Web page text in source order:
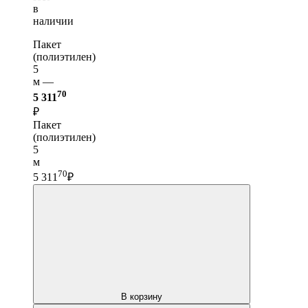
в
наличии
Пакет
(полиэтилен)
5
м —
5 31170
₽
Пакет
(полиэтилен)
5
м
5 311 70₽
В корзину